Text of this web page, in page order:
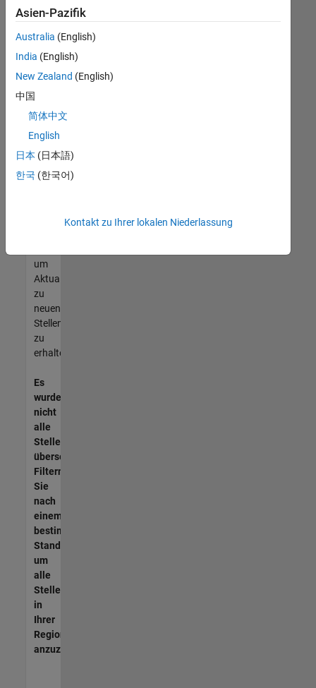
noch
keine
offenen
Stellen
können,
die
Ihren
entsprechen,
werden
unseres
um
Aktualisierungen
zu
neuen
Stellenangeboten
zu
erhalten.
Es
wurden
nicht
alle
Stellen
übersetzt.
Filtern
Sie
nach
einem
bestimmten
Standort,
um
alle
Stellenangebote
in
Ihrer
Region
anzuzeigen.
Asien-Pazifik
Australia (English)
India (English)
New Zealand (English)
中国
简体中文
English
日本 (日本語)
한국 (한국어)
Kontakt zu Ihrer lokalen Niederlassung